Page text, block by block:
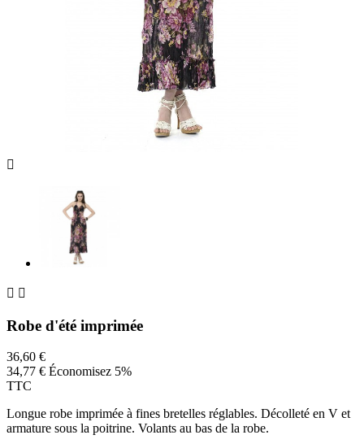

 
Robe d'été imprimée
36,60 €
34,77 € Économisez 5%
TTC
Longue robe imprimée à fines bretelles réglables. Décolleté en V et
armature sous la poitrine. Volants au bas de la robe.